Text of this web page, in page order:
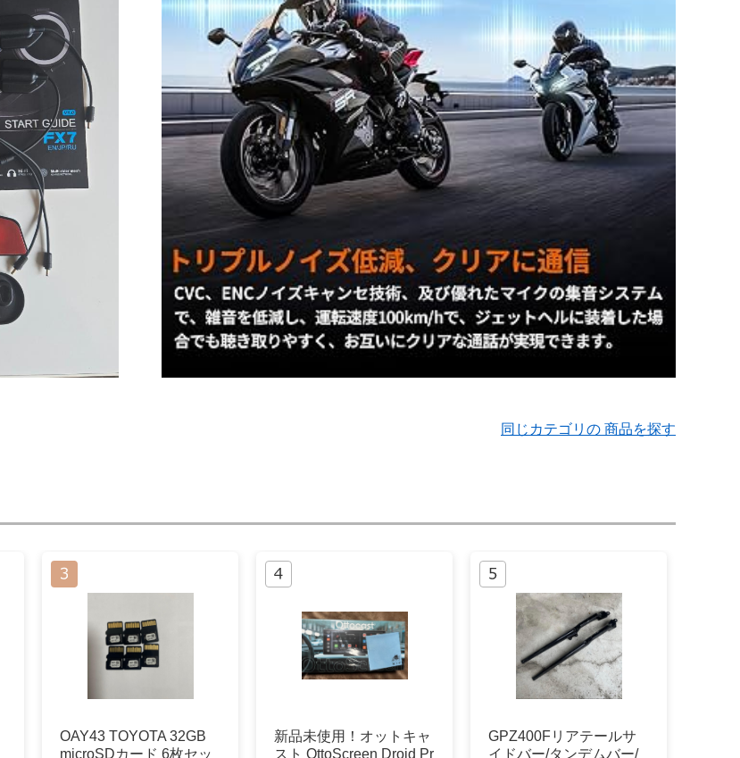
同じカテゴリの 商品を探す
OAY43 TOYOTA 32GB
microSDカード 6枚セッ
新品未使用！オットキャ
スト OttoScreen Droid Pr
GPZ400Fリアテールサ
イドバー/タンデムバー/